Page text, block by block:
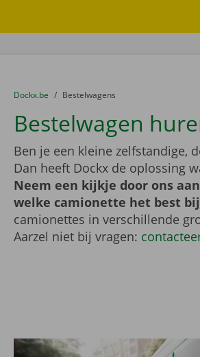
U bevindt zich hier:
van
Dockx.be naar
Bestelwagens
Bestelwagen
Ben je een kleine zelfstandige,
Dan heeft Dockx de oplossing
Neem een kijkje door ons
welke camionette het best
camionettes in verschillende
Aarzel niet bij vragen: